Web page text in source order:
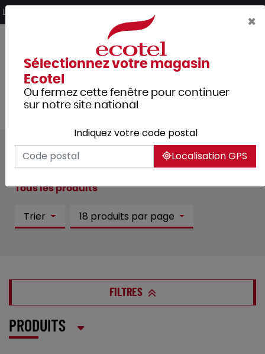
Livraison offerte dès 249€ HT d’achat et retrait 2h en magasin
Nos promotions Ecotel :110
article(s)
Tous les produits
Trier 18 produits par page
FILTRES
PRODUITS
×
Sélectionnez votre magasin
Ecotel
Ou fermez cette fenêtre pour continuer
sur notre site national
Indiquez votre code postal
Localisation GPS
Panneau de gestion des cookies